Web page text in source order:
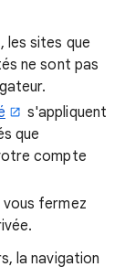
les sites que
ne sont pas
s'appliquent
que
compte
fermez
la navigation